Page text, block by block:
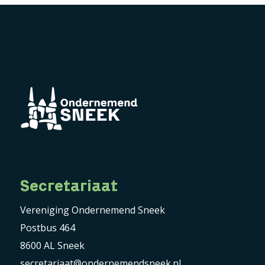
Secretariaat
Vereniging Ondernemend Sneek
Postbus 464
8600 AL Sneek